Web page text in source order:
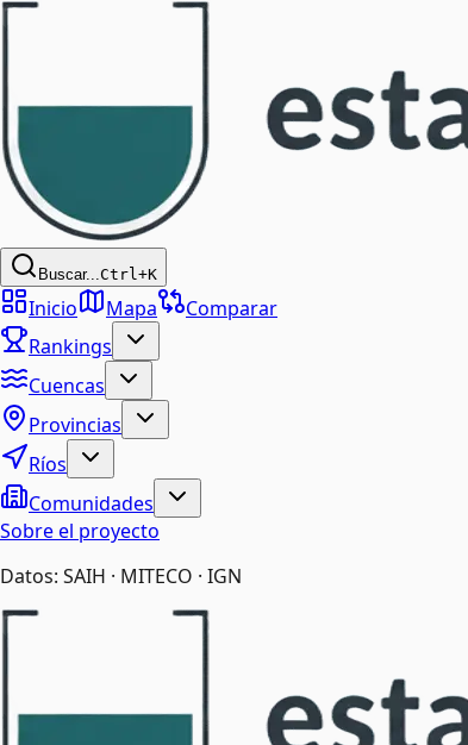
Buscar...Ctrl+K
Inicio Mapa
Comparar
Rankings
Cuencas
Provincias
Ríos
Comunidades
Sobre el proyecto
Datos: SAIH · MITECO · IGN